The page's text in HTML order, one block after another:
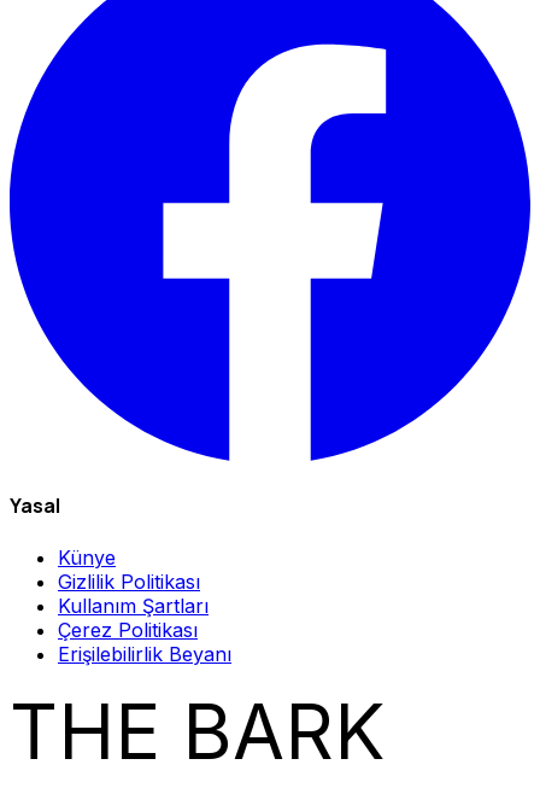
Yasal
Künye
Gizlilik Politikası
Kullanım Şartları
Çerez Politikası
Erişilebilirlik Beyanı
THE BARK